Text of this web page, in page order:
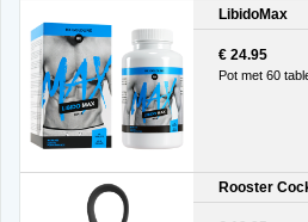
LibidoMax
€ 24.95
Pot met 60
Rooster